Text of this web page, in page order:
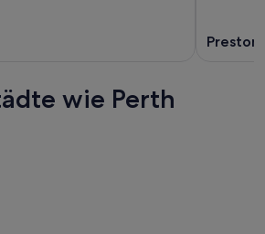
Preston
wie Perth